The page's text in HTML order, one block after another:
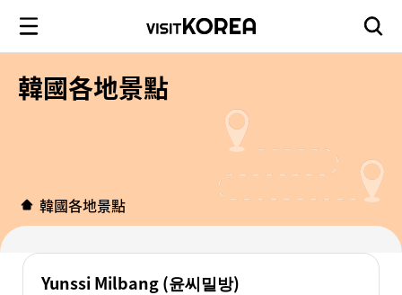
韓國各地景點
韓國各地景點
Yunssi Milbang (윤씨밀방)